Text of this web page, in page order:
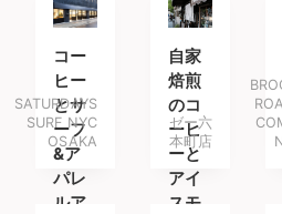
コー
ヒー
とサ
ーフ
&ア
パレ
ルア
SATURDAYS
SURF NYC
OSAKA
自家
焙煎
のコ
ーヒ
ーと
アイ
スモ
ゼー六
本町店